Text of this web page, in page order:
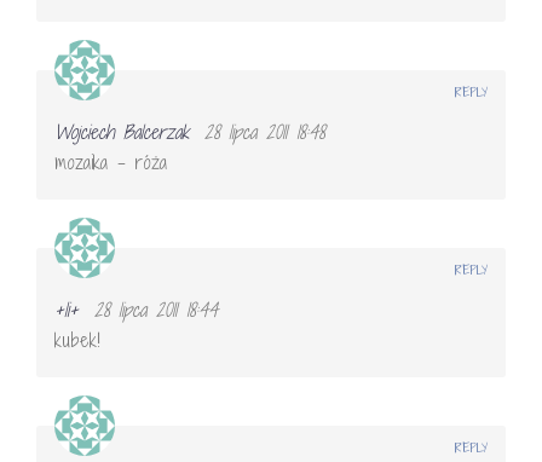
Wojciech Balcerzak 28 lipca 2011 18:48
mozaika – róża
REPLY
+li+ 28 lipca 2011 18:44
kubek!
REPLY
REPLY